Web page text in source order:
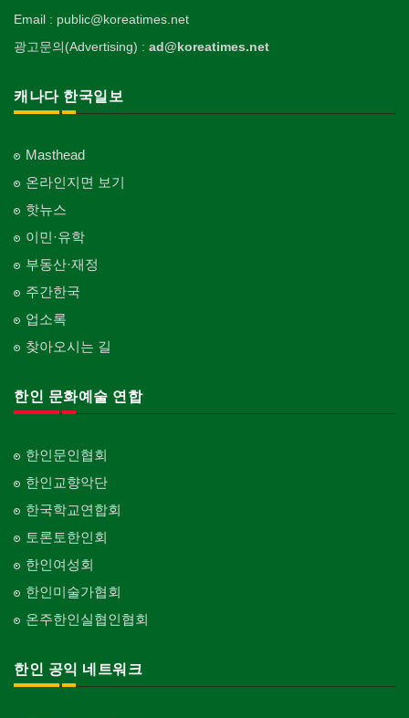
Email : public@koreatimes.net
광고문의(Advertising) : ad@koreatimes.net
캐나다 한국일보
Masthead
온라인지면 보기
핫뉴스
이민·유학
부동산·재정
주간한국
업소록
찾아오시는 길
한인 문화예술 연합
한인문인협회
한인교향악단
한국학교연합회
토론토한인회
한인여성회
한인미술가협회
온주한인실협인협회
한인 공익 네트워크